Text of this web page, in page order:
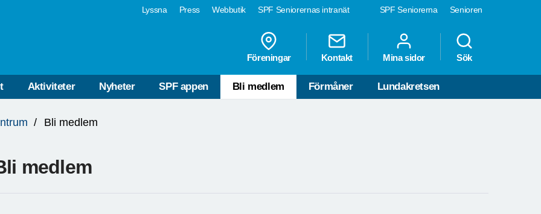
SPF Seniorerna Senioren
Lyssna Press Webbutik SPF Seniorernas intranät
Föreningar Kontakt Mina sidor Sök
Aktiviteter Nyheter SPF appen Bli medlem Förmåner Lundakretsen
Bli medlem
medlem